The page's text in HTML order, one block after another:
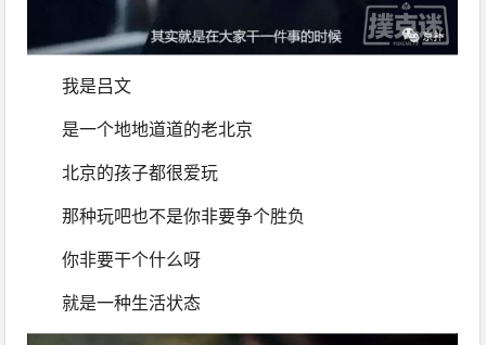
我是吕文
是一个地地道道的老北京
北京的孩子都很爱玩
那种玩吧也不是你非要争个胜负
你非要干个什么呀
就是一种生活状态